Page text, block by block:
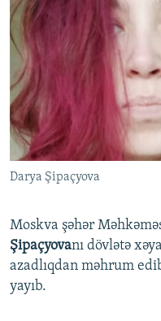
Darya Şipaçyova
Moskva şəhər
Şipaçyovanı dövlətə
azadlıqdan məhrum
yayıb.